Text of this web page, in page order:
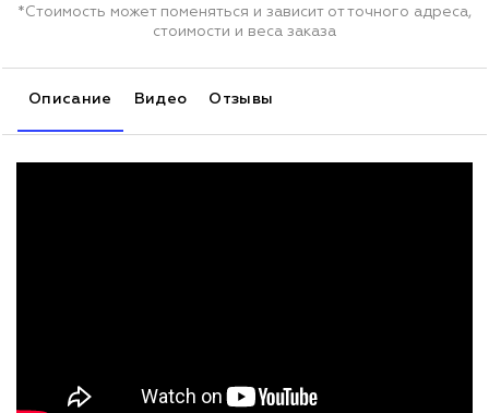
*Стоимость может поменяться и зависит от точного адреса,
стоимости и веса заказа
Описание Видео Отзывы